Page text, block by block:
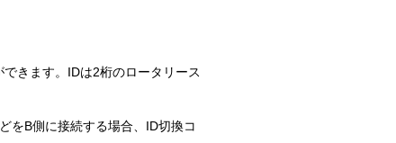
きます。IDは2桁のロータリース
をB側に接続する場合、ID切換コ